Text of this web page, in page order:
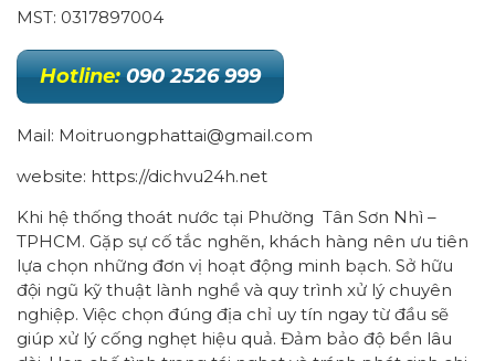
MST: 0317897004
Hotline: 090 2526 999
Mail: Moitruongphattai@gmail.com
website: https://dichvu24h.net
Khi hệ thống thoát nước tại Phường Tân Sơn Nhì –
TPHCM. Gặp sự cố tắc nghẽn, khách hàng nên ưu tiên
lựa chọn những đơn vị hoạt động minh bạch. Sở hữu
đội ngũ kỹ thuật lành nghề và quy trình xử lý chuyên
nghiệp. Việc chọn đúng địa chỉ uy tín ngay từ đầu sẽ
giúp xử lý cống nghẹt hiệu quả. Đảm bảo độ bền lâu